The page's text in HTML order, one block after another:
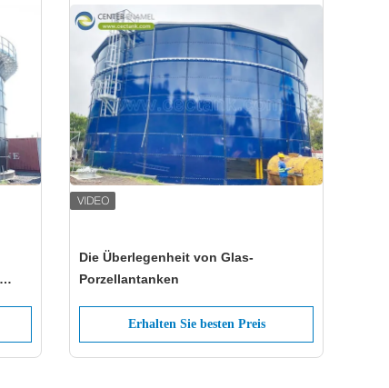
Die Überlegenheit von Glas-
Porzellantanken
Erhalten Sie besten Preis